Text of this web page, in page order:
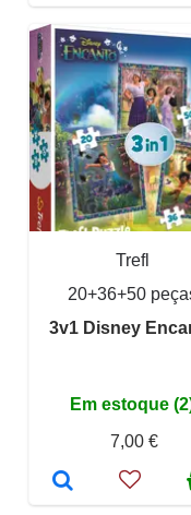
Trefl
20+36+50
3v1 Disney
Em estoque
7,00 €